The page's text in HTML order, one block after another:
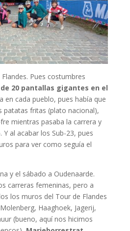
Pues costumbres
20 pantallas gigantes en el
en cada pueblo, pues había que
patatas fritas (plato nacional),
mientras pasaba la carrera y
al acabar los Sub-23, pues
para ver como seguía el
y el sábado a Oudenaarde.
carreras femeninas, pero a
los muros del Tour de Flandes
Haaghoek, Jagerij,
(bueno, aquí nos hicimos